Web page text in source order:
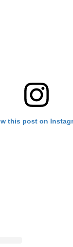
this post on